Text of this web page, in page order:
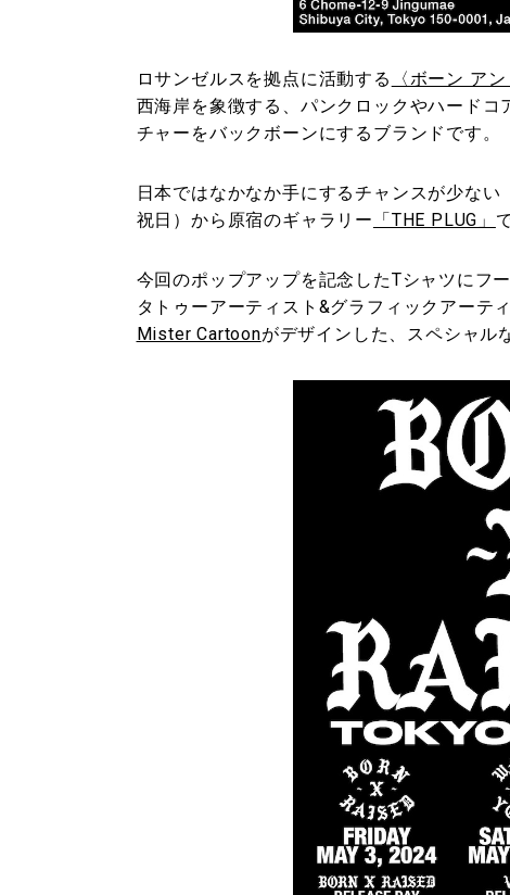
ロサンゼルスを拠点に活動する 〈ボーン ア
西海岸を象徴する、パンクロックやハード
チャーをバックボーンにするブランドです。
日本ではなかなか手にするチャンスが少な
祝日）から原宿のギャラリー 「THE PLUG」
今回のポップアップを記念したTシャツにフ
タトゥーアーティスト&グラフィックアーテ
Mister Cartoonがデザインした、スペシャル